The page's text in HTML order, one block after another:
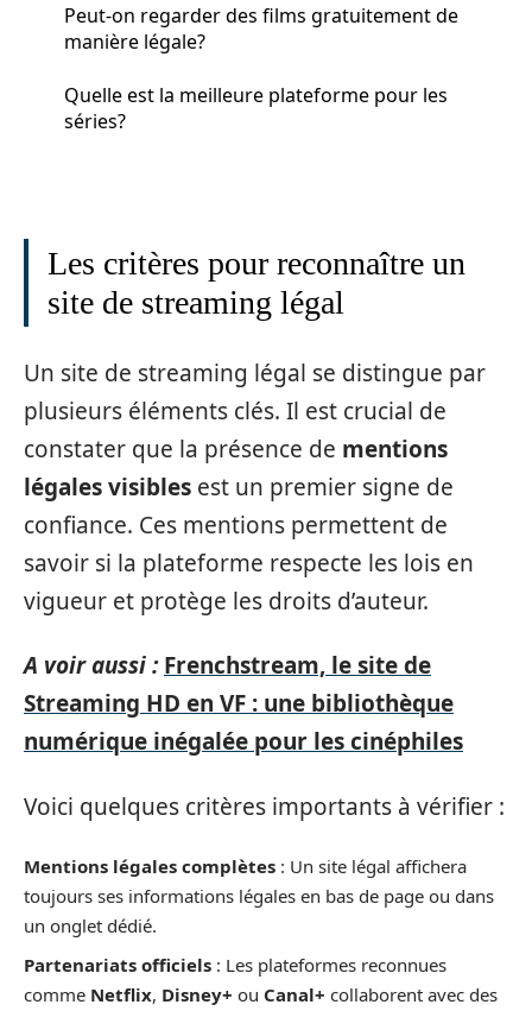
Peut-on regarder des films gratuitement de
manière légale?
Quelle est la meilleure plateforme pour les
séries?
Les critères pour reconnaître un
site de streaming légal
Un site de streaming légal se distingue par
plusieurs éléments clés. Il est crucial de
constater que la présence de mentions
légales visibles est un premier signe de
confiance. Ces mentions permettent de
savoir si la plateforme respecte les lois en
vigueur et protège les droits d’auteur.
A voir aussi : Frenchstream, le site de
Streaming HD en VF : une bibliothèque
numérique inégalée pour les cinéphiles
Voici quelques critères importants à vérifier :
Mentions légales complètes : Un site légal affichera
toujours ses informations légales en bas de page ou dans
un onglet dédié.
Partenariats officiels : Les plateformes reconnues
comme Netflix, Disney+ ou Canal+ collaborent avec des